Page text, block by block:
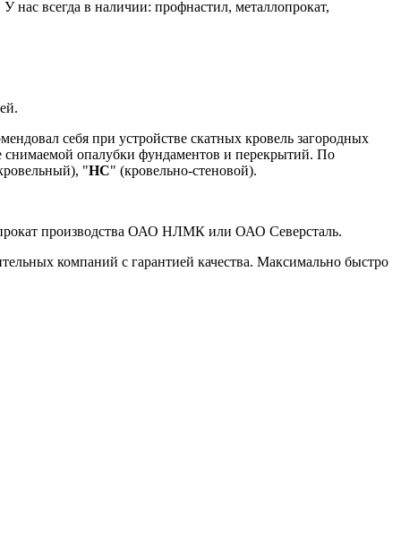
нас всегда в наличии: профнастил, металлопрокат,
себя при устройстве скатных кровель загородных
снимаемой опалубки фундаментов и перекрытий. По
"НС" (кровельно-стеновой).
производства ОАО НЛМК или ОАО Северсталь.
компаний с гарантией качества. Максимально быстро